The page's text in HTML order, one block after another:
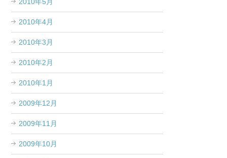
2010年5月
2010年4月
2010年3月
2010年2月
2010年1月
2009年12月
2009年11月
2009年10月